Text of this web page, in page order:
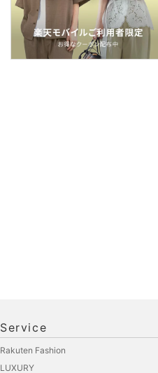
インテリア・生活雑貨
スマホグッズ・オーディ
Service
Rakuten Fashion
LUXURY